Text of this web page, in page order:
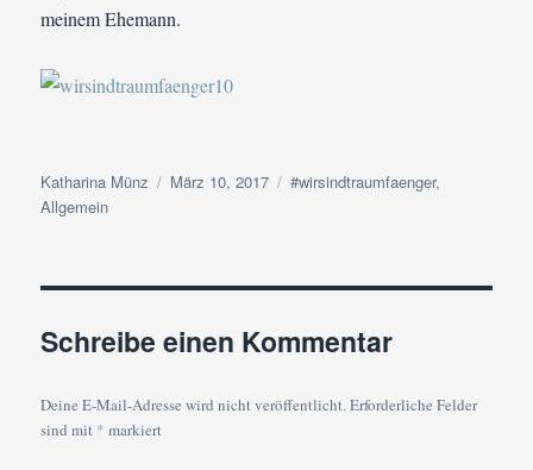
meinem Ehemann.
Autor
Katharina Münz
Veröffentlicht
März 10, 2017 Kategorien
#wirsindtraumfaenger,
Allgemein
Schreibe einen Kommentar
Deine E-Mail-Adresse wird nicht veröffentlicht.Erforderliche Felder
sind mit * markiert